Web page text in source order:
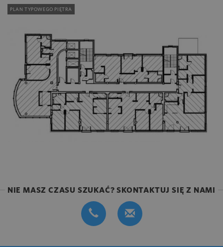
PLAN TYPOWEGO PIĘTRA
NIE MASZ CZASU SZUKAĆ? SKONTAKTUJ SIĘ Z NAMI